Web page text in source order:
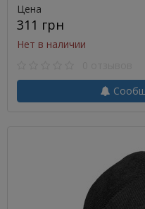
Цена
311 грн
Нет в наличии